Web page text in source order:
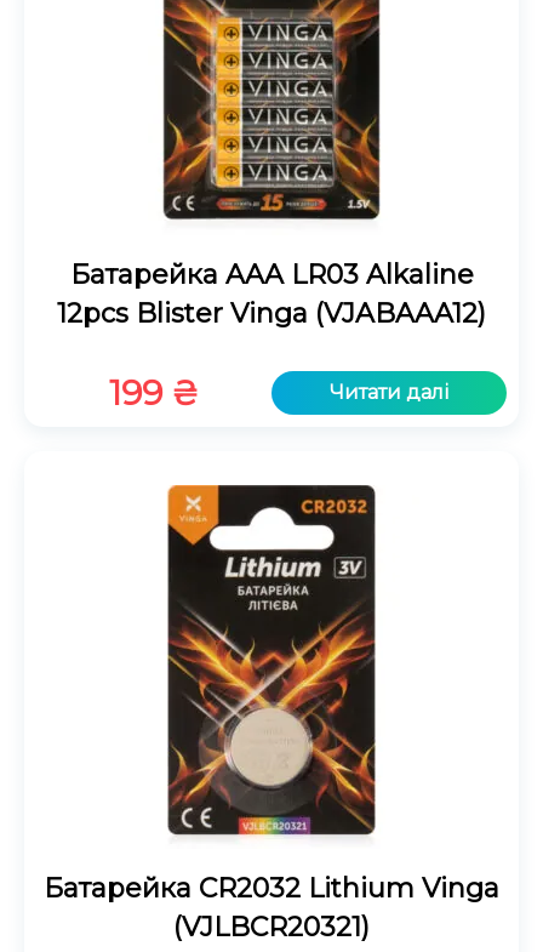
Батарейка AAA LR03 Alkaline
12pcs Blister Vinga (VJABAAA12)
199 ₴ Читати далі
Батарейка CR2032 Lithium Vinga
(VJLBCR20321)